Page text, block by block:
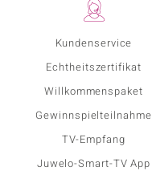
Kundenservice
Echtheitszertifikat
Willkommenspaket
Gewinnspielteilnahme
TV-Empfang
Juwelo-Smart-TV App